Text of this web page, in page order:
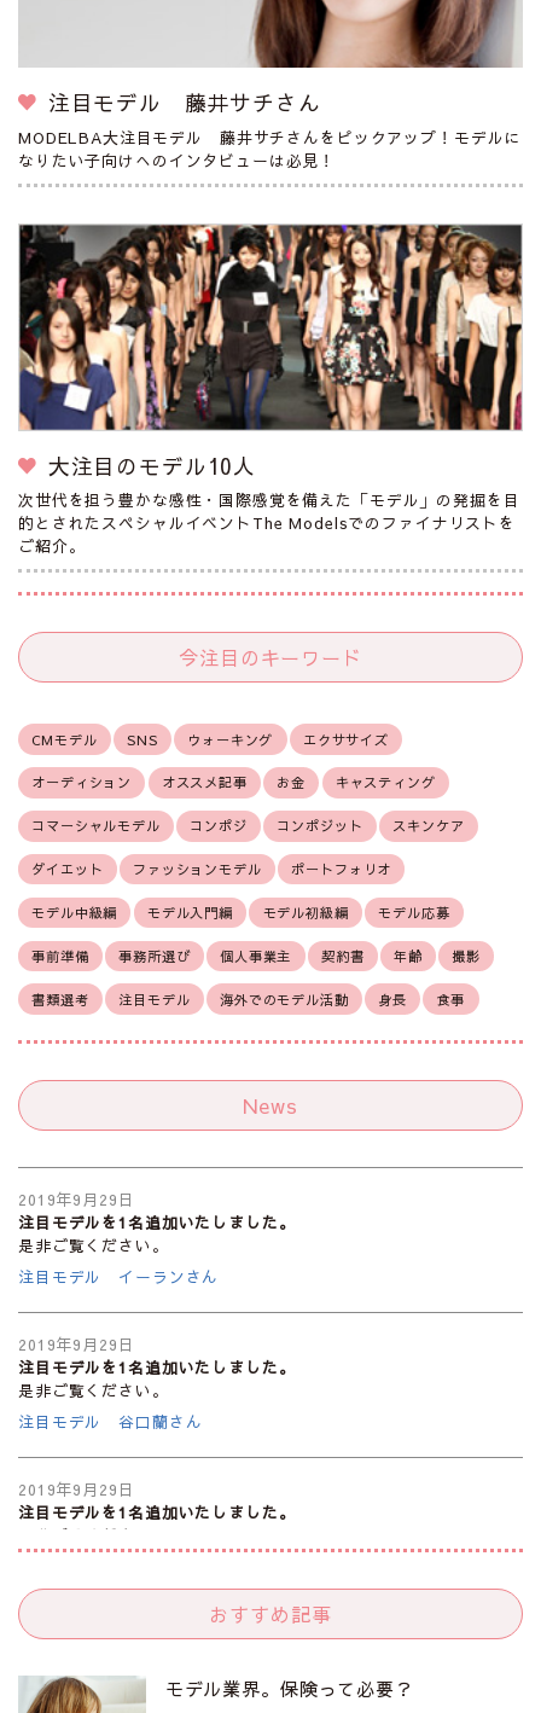
注目モデル 藤井サチさん
MODELBA大注目モデル 藤井サチさんをピックアップ！モデルに
なりたい子向けへのインタビューは必見！
大注目のモデル10人
次世代を担う豊かな感性・国際感覚を備えた「モデル」の発掘を目
的とされたスペシャルイベントThe Modelsでのファイナリストを
ご紹介。
今注目のキーワード
CMモデル SNS ウォーキング エクササイズ
オーディション オススメ記事 お金 キャスティング
コマーシャルモデル コンポジ コンポジット スキンケア
ダイエット ファッションモデル ポートフォリオ
モデル中級編 モデル入門編 モデル初級編 モデル応募
事前準備 事務所選び 個人事業主 契約書 年齢 撮影
書類選考 注目モデル 海外でのモデル活動 身長 食事
News
2019年9月29日
注目モデルを1名追加いたしました。
是非ご覧ください。
注目モデル イーランさん
2019年9月29日
注目モデルを1名追加いたしました。
是非ご覧ください。
注目モデル 谷口蘭さん
2019年9月29日
注目モデルを1名追加いたしました。
是非ご覧ください。
2019年9月29日
是非ご覧ください。
おすすめ記事
モデル業界。保険って必要？